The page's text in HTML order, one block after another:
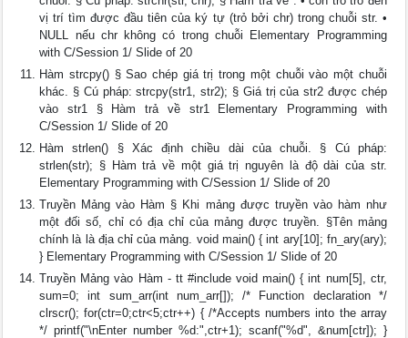
vị trí tìm được đầu tiên của ký tự (trỏ bởi chr) trong chuỗi str. •
NULL nếu chr không có trong chuỗi Elementary Programming
with C/Session 1/ Slide of 20
Hàm strcpy() § Sao chép giá trị trong một chuỗi vào một chuỗi
khác. § Cú pháp: strcpy(str1, str2); § Giá trị của str2 được chép
vào str1 § Hàm trả về str1 Elementary Programming with
C/Session 1/ Slide of 20
Hàm strlen() § Xác định chiều dài của chuỗi. § Cú pháp:
strlen(str); § Hàm trả về một giá trị nguyên là độ dài của str.
Elementary Programming with C/Session 1/ Slide of 20
Truyền Mảng vào Hàm § Khi mảng được truyền vào hàm như
một đối số, chỉ có địa chỉ của mảng được truyền. §Tên mảng
chính là là địa chỉ của mảng. void main() { int ary[10]; fn_ary(ary);
} Elementary Programming with C/Session 1/ Slide of 20
Truyền Mảng vào Hàm - tt #include void main() { int num[5], ctr,
sum=0; int sum_arr(int num_arr[]); /* Function declaration */
clrscr(); for(ctr=0;ctr<5;ctr++) { /*Accepts numbers into the array
*/ printf("\nEnter number %d:",ctr+1); scanf("%d", &num[ctr]); }